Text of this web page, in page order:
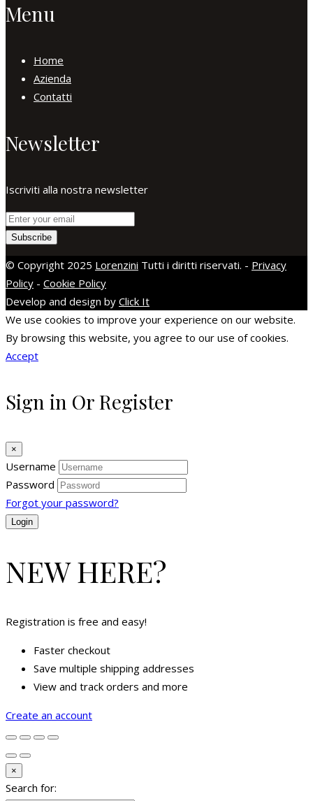
Menu
Home
Azienda
Contatti
Newsletter
Iscriviti alla nostra newsletter
Subscribe
© Copyright 2025 Lorenzini Tutti i diritti riservati. - Privacy
Policy - Cookie Policy
Develop and design by Click It
We use cookies to improve your experience on our website.
By browsing this website, you agree to our use of cookies.
Accept
Sign in Or Register
×
Username
Password
Forgot your password?
NEW HERE?
Registration is free and easy!
Faster checkout
Save multiple shipping addresses
View and track orders and more
Create an account
×
Search for: